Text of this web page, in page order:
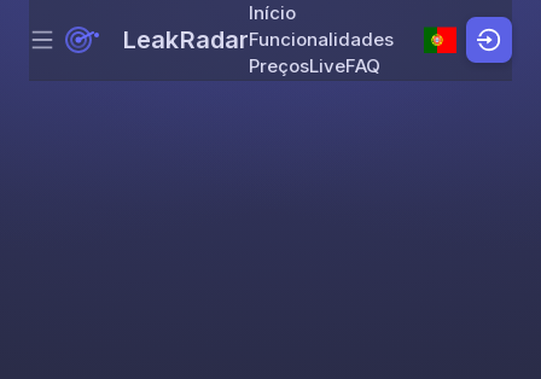
Skip to content
Menu LeakRadar
Início
Funcionalidades
PreçosLiveFAQ